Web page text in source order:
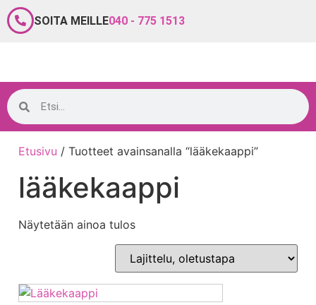
SOITA MEILLE040 - 775 1513
Etusivu / Tuotteet avainsanalla “lääkekaappi”
lääkekaappi
Näytetään ainoa tulos